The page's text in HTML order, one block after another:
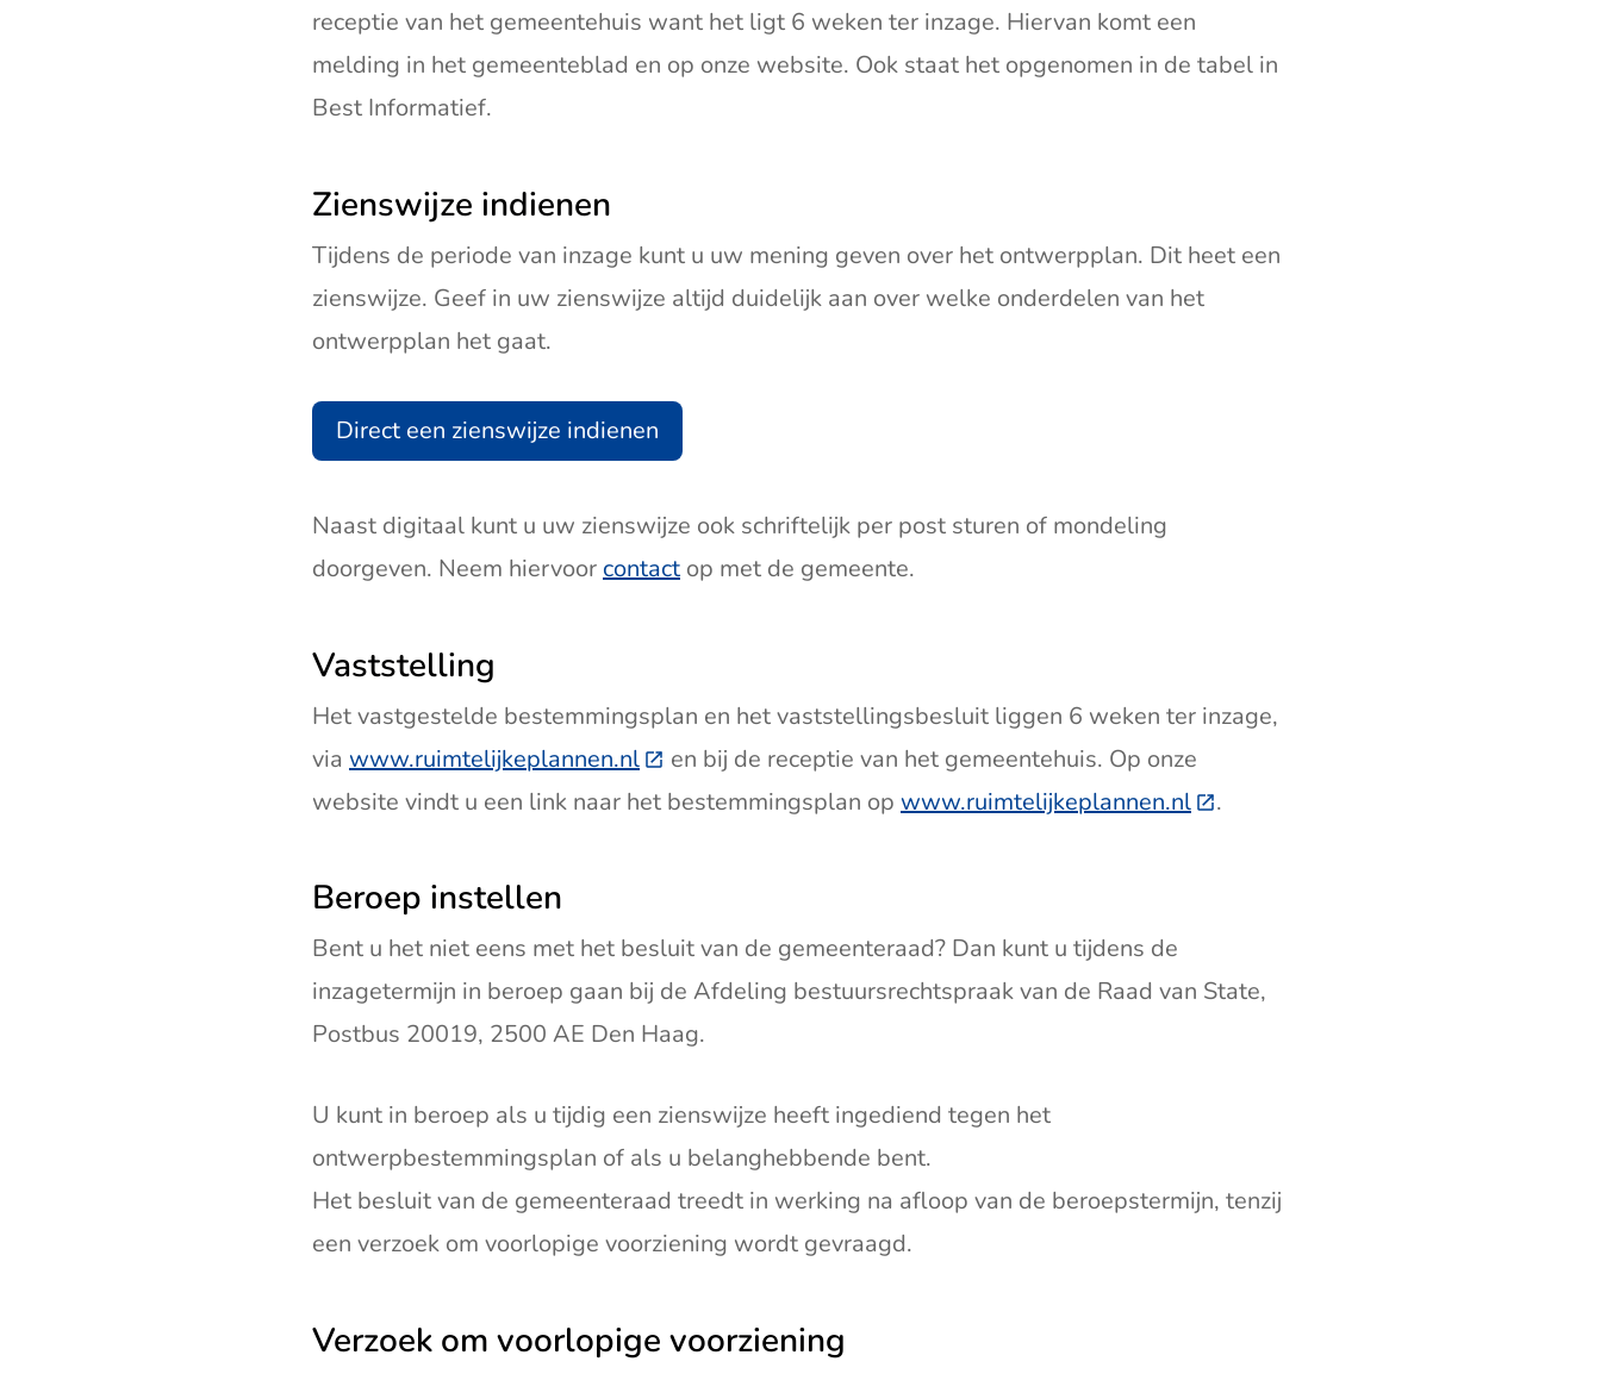
receptie van het gemeentehuis want het ligt 6 weken ter inzage. Hiervan komt een
melding in het gemeenteblad en op onze website. Ook staat het opgenomen in de tabel in
Best Informatief.
Zienswijze indienen
Tijdens de periode van inzage kunt u uw mening geven over het ontwerpplan. Dit heet een
zienswijze. Geef in uw zienswijze altijd duidelijk aan over welke onderdelen van het
ontwerpplan het gaat.
Direct een zienswijze indienen
Naast digitaal kunt u uw zienswijze ook schriftelijk per post sturen of mondeling
doorgeven. Neem hiervoor contact op met de gemeente.
Vaststelling
Het vastgestelde bestemmingsplan en het vaststellingsbesluit liggen 6 weken ter inzage,
via www.ruimtelijkeplannen.nl(Deze link gaat naar een externe website)
en bij de receptie van het gemeentehuis. Op onze
website vindt u een link naar het bestemmingsplan op www.ruimtelijkeplannen.nl(Deze link gaat naar een externe
.
Beroep instellen
Bent u het niet eens met het besluit van de gemeenteraad? Dan kunt u tijdens de
inzagetermijn in beroep gaan bij de Afdeling bestuursrechtspraak van de Raad van State,
Postbus 20019, 2500 AE Den Haag.
U kunt in beroep als u tijdig een zienswijze heeft ingediend tegen het
ontwerpbestemmingsplan of als u belanghebbende bent.
Het besluit van de gemeenteraad treedt in werking na afloop van de beroepstermijn, tenzij
een verzoek om voorlopige voorziening wordt gevraagd.
Verzoek om voorlopige voorziening